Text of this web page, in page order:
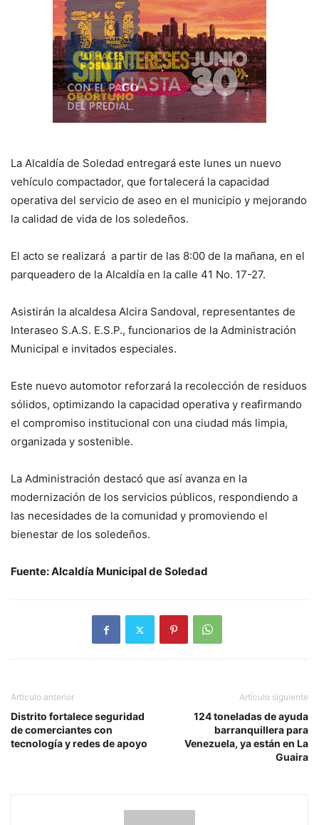
La Alcaldía de Soledad entregará este lunes un nuevo
vehículo compactador, que fortalecerá la capacidad
operativa del servicio de aseo en el municipio y mejorando
la calidad de vida de los soledeños.
El acto se realizará a partir de las 8:00 de la mañana, en el
parqueadero de la Alcaldía en la calle 41 No. 17-27.
Asistirán la alcaldesa Alcira Sandoval, representantes de
Interaseo S.A.S. E.S.P., funcionarios de la Administración
Municipal e invitados especiales.
Este nuevo automotor reforzará la recolección de residuos
sólidos, optimizando la capacidad operativa y reafirmando
el compromiso institucional con una ciudad más limpia,
organizada y sostenible.
La Administración destacó que así avanza en la
modernización de los servicios públicos, respondiendo a
las necesidades de la comunidad y promoviendo el
bienestar de los soledeños.
Fuente: Alcaldía Municipal de Soledad
Artículo anterior
Distrito fortalece seguridad
de comerciantes con
tecnología y redes de apoyo
Artículo siguiente
124 toneladas de ayuda
barranquillera para
Venezuela, ya están en La
Guaira